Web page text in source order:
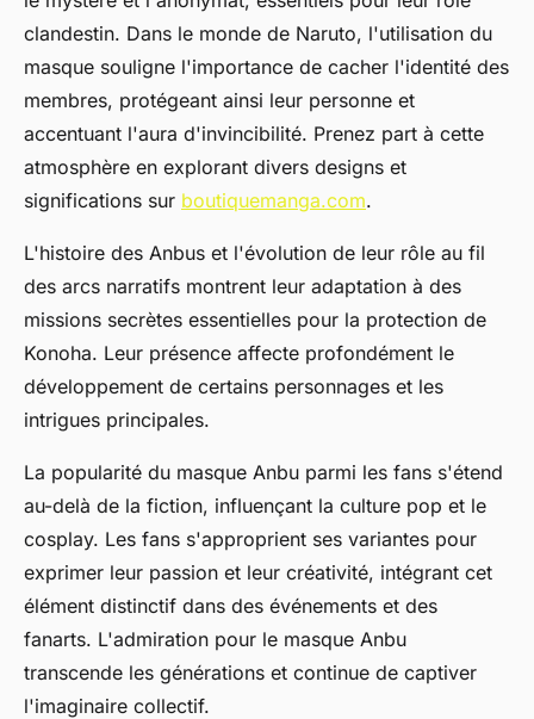
clandestin. Dans le monde de Naruto, l'utilisation du
masque souligne l'importance de cacher l'identité des
membres, protégeant ainsi leur personne et
accentuant l'aura d'invincibilité. Prenez part à cette
atmosphère en explorant divers designs et
significations sur boutiquemanga.com.
L'histoire des Anbus et l'évolution de leur rôle au fil
des arcs narratifs montrent leur adaptation à des
missions secrètes essentielles pour la protection de
Konoha. Leur présence affecte profondément le
développement de certains personnages et les
intrigues principales.
La popularité du masque Anbu parmi les fans s'étend
au-delà de la fiction, influençant la culture pop et le
cosplay. Les fans s'approprient ses variantes pour
exprimer leur passion et leur créativité, intégrant cet
élément distinctif dans des événements et des
fanarts. L'admiration pour le masque Anbu
transcende les générations et continue de captiver
l'imaginaire collectif.